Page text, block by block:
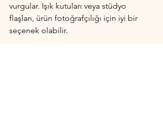
vurgular. Işık kutuları veya stüdyo
flaşları, ürün fotoğrafçılığı için iyi bir
seçenek olabilir.